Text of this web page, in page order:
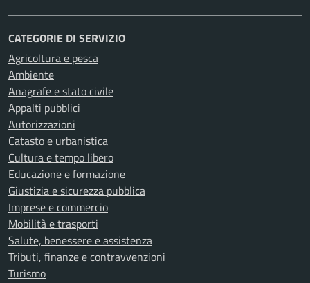
CATEGORIE DI SERVIZIO
Agricoltura e pesca
Ambiente
Anagrafe e stato civile
Appalti pubblici
Autorizzazioni
Catasto e urbanistica
Cultura e tempo libero
Educazione e formazione
Giustizia e sicurezza pubblica
Imprese e commercio
Mobilità e trasporti
Salute, benessere e assistenza
Tributi, finanze e contravvenzioni
Turismo